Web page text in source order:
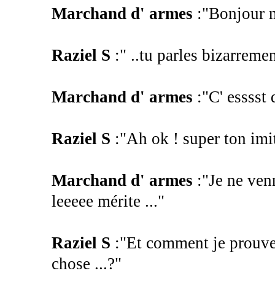
Marchand d' armes :"Bonjour
Raziel S :" ..tu parles
Marchand d' armes :"C' esssst
Raziel S :"Ah ok ! super ton
Marchand d' armes :"Je ne
leeeee mérite ..."
Raziel S :"Et comment je
chose ...?"